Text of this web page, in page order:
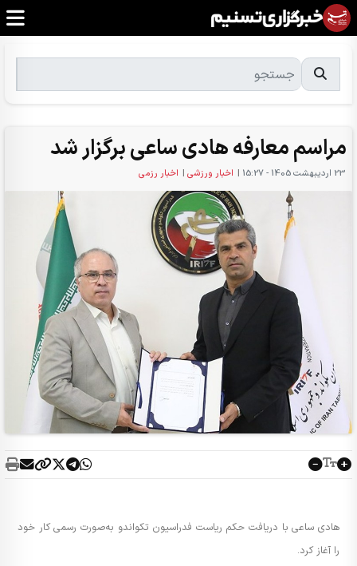
مراسم معارفه هادی ساعی برگزار شد
23 ارديبهشت 1405 - 15:27 | اخبار ورزشی | اخبار رزمی
هادی ساعی با دریافت حکم ریاست فدراسیون تکواندو به‌صورت رسمی کار خود
را آغاز کرد.